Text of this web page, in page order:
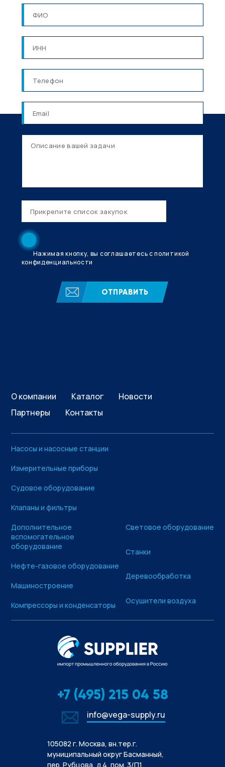
Нажимая кнопку, вы соглашаетесь с политикой
конфиденциальности
ОТПРАВИТЬ
О компании Каталог
Новости
Партнеры
Контакты
Насосы и насосные станции
Измерительные приборы
Судовое оборудование
Клапаны и фильтры
Дополнительное
вспомогательное
оборудование
Нефте-газовое оборудование
Машиностроение
Компрессоры и конденсаторы
Световое оборудование
Станки
Деревообработка
Осушители воздуха
+7 (495) 215 04 58
info@vega-supply.ru
105082 г. Москва, вн.тер.г.
муниципальный округ Басманный,
пер. Рубцова, д.4, пом. 3/П1